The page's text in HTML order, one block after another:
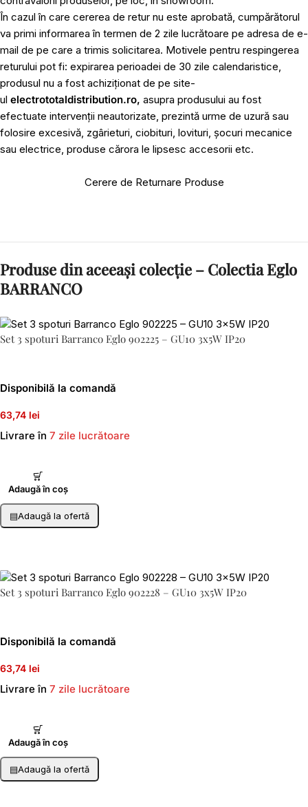
În cazul în care cererea de retur nu este aprobată, cumpărătorul
va primi informarea în termen de 2 zile lucrătoare pe adresa de e-
mail de pe care a trimis solicitarea. Motivele pentru respingerea
returului pot fi: expirarea perioadei de 30 zile calendaristice,
produsul nu a fost achiziționat de pe site-
ul electrototaldistribution.ro, asupra produsului au fost
efectuate intervenții neautorizate, prezintă urme de uzură sau
folosire excesivă, zgârieturi, ciobituri, lovituri, șocuri mecanice
sau electrice, produse cărora le lipsesc accesorii etc.
Cerere de Returnare Produse
Produse din aceeași colecție – Colectia Eglo
BARRANCO
Set 3 spoturi Barranco Eglo 902225 – GU10 3x5W IP20
Disponibilă la comandă
63,74 lei
Livrare în 7 zile lucrătoare
Adaugă în coș
▤Adaugă la ofertă
Set 3 spoturi Barranco Eglo 902228 – GU10 3x5W IP20
Disponibilă la comandă
63,74 lei
Livrare în 7 zile lucrătoare
Adaugă în coș
▤Adaugă la ofertă